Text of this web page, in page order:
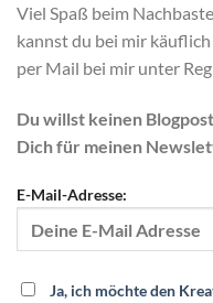
Viel Spaß beim
kannst du bei mir
per Mail bei mir unter
Du willst keinen
Dich für meinen
E-Mail-Adresse:
Ja, ich möchte den